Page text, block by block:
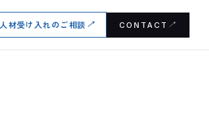
人材受け入れのご相談 ↗ CONTACT ↗